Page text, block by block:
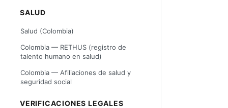
SALUD
Salud (Colombia)
Colombia — RETHUS (registro de
talento humano en salud)
Colombia — Afiliaciones de salud y
seguridad social
VERIFICACIONES LEGALES